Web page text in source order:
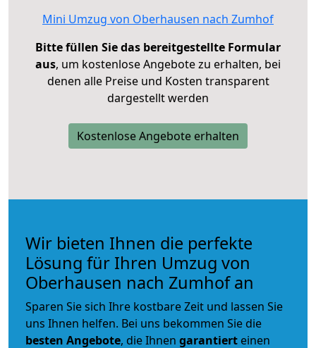
Mini Umzug von Oberhausen nach Zumhof
Bitte füllen Sie das bereitgestellte Formular
aus, um kostenlose Angebote zu erhalten, bei
denen alle Preise und Kosten transparent
dargestellt werden
Kostenlose Angebote erhalten
Wir bieten Ihnen die perfekte
Lösung für Ihren Umzug von
Oberhausen nach Zumhof an
Sparen Sie sich Ihre kostbare Zeit und lassen Sie
uns Ihnen helfen. Bei uns bekommen Sie die
besten Angebote, die Ihnen garantiert einen